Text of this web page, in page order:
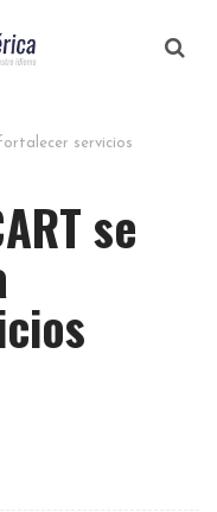
servicios
se